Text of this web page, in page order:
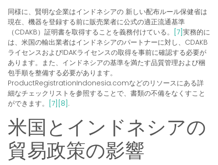
同様に、賢明な企業はインドネシアの 新しい配布ルール保健省は
現在、機器を登録する前に販売業者に公式の適正流通基準
（CDAKB）証明書を取得することを義務付けている。 [7]実務的に
は、米国の輸出業者はインドネシアのパートナーに対し、CDAKB
ライセンスおよびIDAKライセンスの取得を事前に確認する必要が
あります。また、インドネシアの基準を満たす品質管理および梱
包手順を整備する必要があります。
ProductRegistrationIndonesia.comなどのリソースにある詳
細なチェックリストを参照することで、書類の不備をなくすこと
ができます。 [7] [8] .
米国とインドネシアの
貿易政策の影響